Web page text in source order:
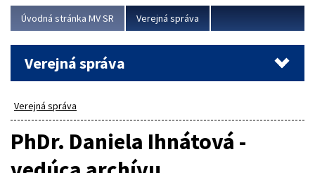
Úvodná stránka MV SR Verejná správa
Verejná správa
Verejná správa
PhDr. Daniela Ihnátová -